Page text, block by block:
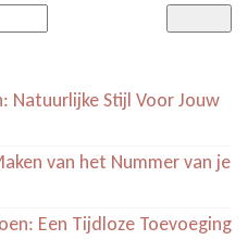
Natuurlijke Stijl Voor Jouw
van het Nummer van je
Een Tijdloze Toevoeging